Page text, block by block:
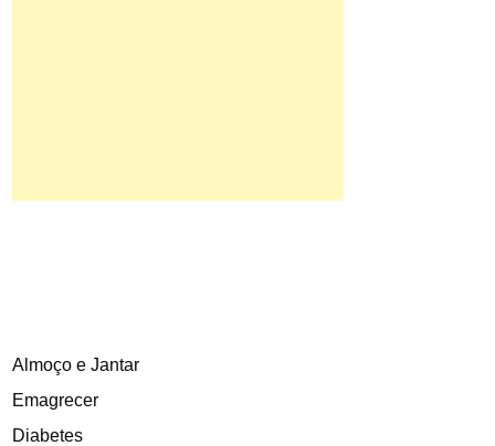
Almoço e Jantar
Emagrecer
Diabetes